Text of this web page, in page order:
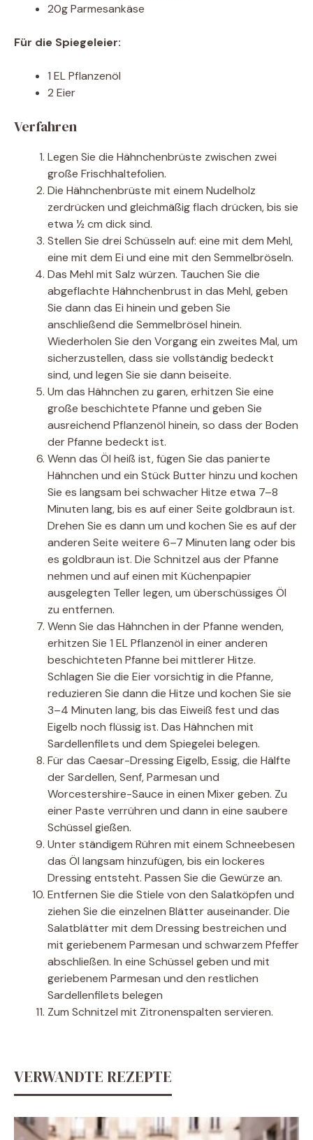
20g Parmesankäse
Für die Spiegeleier:
1 EL Pflanzenöl
2 Eier
Verfahren
Legen Sie die Hähnchenbrüste zwischen zwei
große Frischhaltefolien.
Die Hähnchenbrüste mit einem Nudelholz
zerdrücken und gleichmäßig flach drücken, bis sie
etwa ½ cm dick sind.
Stellen Sie drei Schüsseln auf: eine mit dem Mehl,
eine mit dem Ei und eine mit den Semmelbröseln.
Das Mehl mit Salz würzen. Tauchen Sie die
abgeflachte Hähnchenbrust in das Mehl, geben
Sie dann das Ei hinein und geben Sie
anschließend die Semmelbrösel hinein.
Wiederholen Sie den Vorgang ein zweites Mal, um
sicherzustellen, dass sie vollständig bedeckt
sind, und legen Sie sie dann beiseite.
Um das Hähnchen zu garen, erhitzen Sie eine
große beschichtete Pfanne und geben Sie
ausreichend Pflanzenöl hinein, so dass der Boden
der Pfanne bedeckt ist.
Wenn das Öl heiß ist, fügen Sie das panierte
Hähnchen und ein Stück Butter hinzu und kochen
Sie es langsam bei schwacher Hitze etwa 7–8
Minuten lang, bis es auf einer Seite goldbraun ist.
Drehen Sie es dann um und kochen Sie es auf der
anderen Seite weitere 6–7 Minuten lang oder bis
es goldbraun ist. Die Schnitzel aus der Pfanne
nehmen und auf einen mit Küchenpapier
ausgelegten Teller legen, um überschüssiges Öl
zu entfernen.
Wenn Sie das Hähnchen in der Pfanne wenden,
erhitzen Sie 1 EL Pflanzenöl in einer anderen
beschichteten Pfanne bei mittlerer Hitze.
Schlagen Sie die Eier vorsichtig in die Pfanne,
reduzieren Sie dann die Hitze und kochen Sie sie
3–4 Minuten lang, bis das Eiweiß fest und das
Eigelb noch flüssig ist. Das Hähnchen mit
Sardellenfilets und dem Spiegelei belegen.
Für das Caesar-Dressing Eigelb, Essig, die Hälfte
der Sardellen, Senf, Parmesan und
Worcestershire-Sauce in einen Mixer geben. Zu
einer Paste verrühren und dann in eine saubere
Schüssel gießen.
Unter ständigem Rühren mit einem Schneebesen
das Öl langsam hinzufügen, bis ein lockeres
Dressing entsteht. Passen Sie die Gewürze an.
Entfernen Sie die Stiele von den Salatköpfen und
ziehen Sie die einzelnen Blätter auseinander. Die
Salatblätter mit dem Dressing bestreichen und
mit geriebenem Parmesan und schwarzem Pfeffer
abschließen. In eine Schüssel geben und mit
geriebenem Parmesan und den restlichen
Sardellenfilets belegen
Zum Schnitzel mit Zitronenspalten servieren.
VERWANDTE REZEPTE